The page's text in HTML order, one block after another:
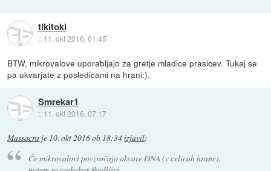
tikitoki
:: 11. okt 2016, 01:45
BTW, mikrovalove uporabljajo za gretje mladice prasicev. Tukaj se
pa ukvarjate z posledicami na hrani:).
Smrekar1
:: 11. okt 2016, 07:17
Massacra je 10. okt 2016 ob 18:34izjavil:
Če mikrovalovi povzročajo okvare DNA (v celicah hrane),